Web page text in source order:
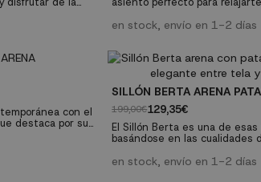
un confort
materiales de alta calidad y
Características técnicas: Material: Tela 100%
poliéster. Relleno:...
en stock, envío en 1-2 días
con el
destaca por su
aporta
SILLÓN BERTA ARENA
199,00€129,35€
El Sillón Berta es una de
basándose en las cualidades
impacto decorativo. Es un
en stock, envío en 1-2 días